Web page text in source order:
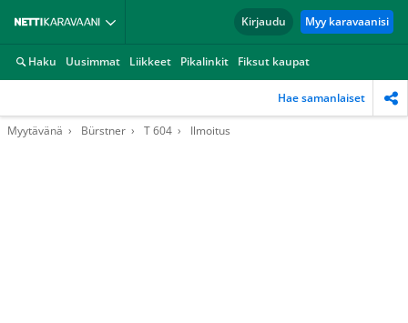
Kirjaudu Myy karavaanisi
Haku Uusimmat Liikkeet Pikalinkit Fiksut kaupat
Hae samanlaiset
Myytävänä Bürstner T 604 Ilmoitus